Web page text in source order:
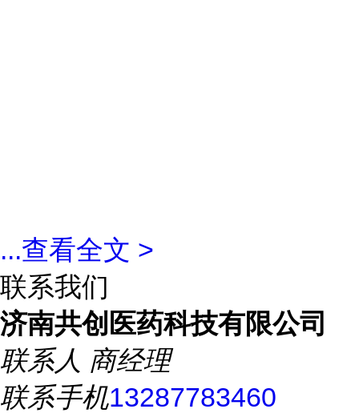
...查看全文 >
联系我们
济南共创医药科技有限公司
联系人 商经理
联系手机13287783460